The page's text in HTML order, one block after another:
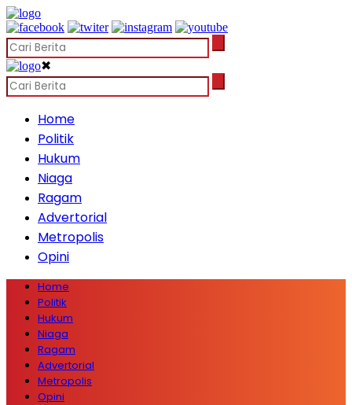
✖
Home
Politik
Hukum
Niaga
Ragam
Advertorial
Metropolis
Opini
Home
Politik
Hukum
Niaga
Ragam
Advertorial
Metropolis
Opini